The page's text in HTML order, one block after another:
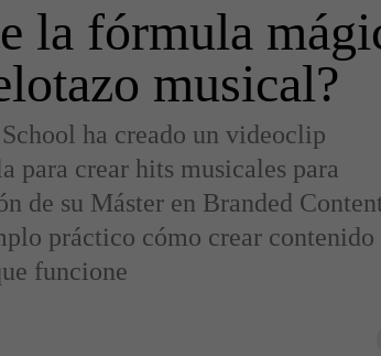
la fórmula
musical?
ha creado un videoclip
para crear hits musicales para
de su Máster en Branded
práctico cómo crear contenido
funcione